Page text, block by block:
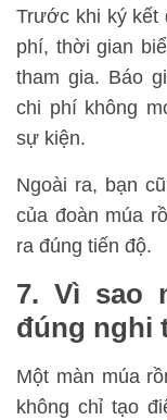
Trước khi ký kết
phí, thời gian
tham gia. Báo
chi phí không
sự kiện.
Ngoài ra, bạn
của đoàn múa
ra đúng tiến độ.
7. Vì sao
đúng nghi
Một màn múa
không chỉ tạo